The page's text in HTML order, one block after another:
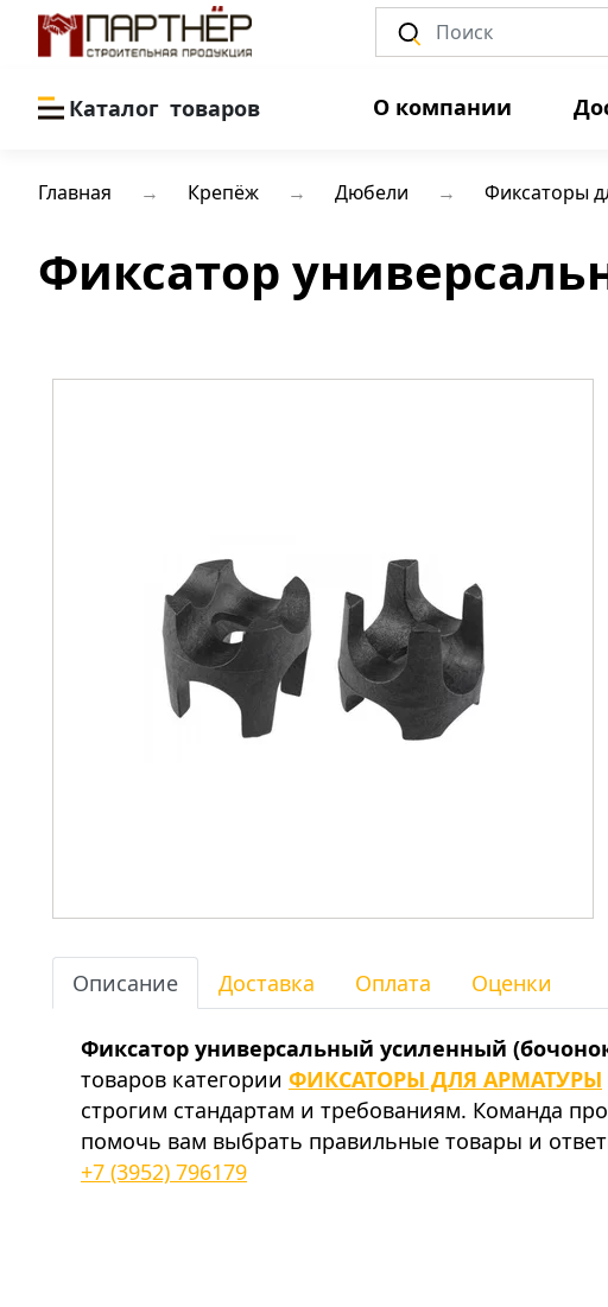
Каталог товаров О компании
Главная Крепёж Дюбели Фиксаторы
Фиксатор
Описание Доставка Оплата Оценки
Фиксатор универсальный усиленный
товаров категории ФИКСАТОРЫ ДЛЯ АРМАТУРЫ
строгим стандартам и требованиям. Команда
помочь вам выбрать правильные товары и
+7 (3952) 796179